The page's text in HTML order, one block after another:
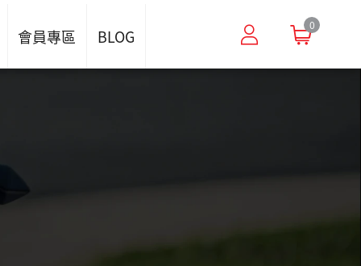
會員專區 BLOG
0